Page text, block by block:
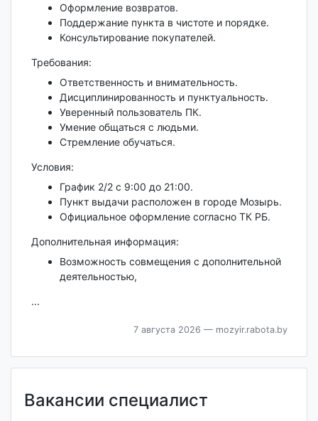
Оформление возвратов.
Поддержание пункта в чистоте и порядке.
Консультирование покупателей.
Требования:
Ответственность и внимательность.
Дисциплинированность и пунктуальность.
Уверенный пользователь ПК.
Умение общаться с людьми.
Стремление обучаться.
Условия:
График 2/2 с 9:00 до 21:00.
Пункт выдачи расположен в городе Мозырь.
Официальное оформление согласно ТК РБ.
Дополнительная информация:
Возможность совмещения с дополнительной
деятельностью,
...
7 августа 2026 — mozyir.rabota.by
Вакансии специалист